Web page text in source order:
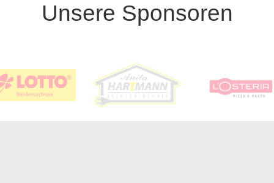
Unsere Sponsoren